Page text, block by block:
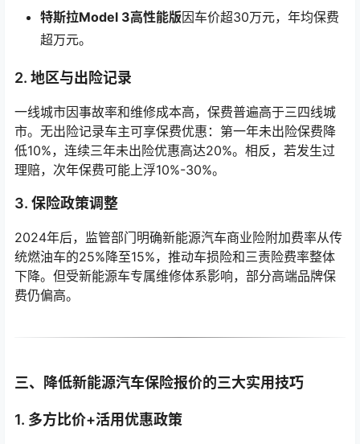
特斯拉Model 3高性能版因车价超30万元，年均保费
超万元。
2. 地区与出险记录
一线城市因事故率和维修成本高，保费普遍高于三四线城
市。无出险记录车主可享保费优惠：第一年未出险保费降
低10%，连续三年未出险优惠高达20%。相反，若发生过
理赔，次年保费可能上浮10%-30%。
3. 保险政策调整
2024年后，监管部门明确新能源汽车商业险附加费率从传
统燃油车的25%降至15%，推动车损险和三责险费率整体
下降。但受新能源车专属维修体系影响，部分高端品牌保
费仍偏高。
三、降低新能源汽车保险报价的三大实用技巧
1. 多方比价+活用优惠政策